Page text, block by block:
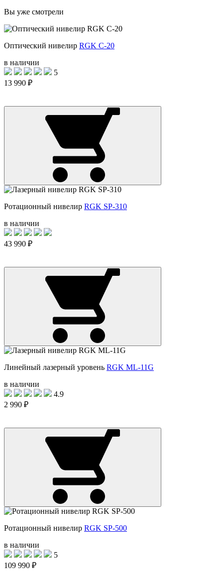
Вы уже смотрели
Оптический нивелир RGK C-20
в наличии
5
13 990 ₽
Ротационный нивелир RGK SP-310
в наличии
43 990 ₽
Линейный лазерный уровень RGK ML-11G
в наличии
4.9
2 990 ₽
Ротационный нивелир RGK SP-500
в наличии
5
109 990 ₽